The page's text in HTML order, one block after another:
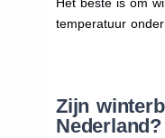
temperatuur
Zijn
Nederland?